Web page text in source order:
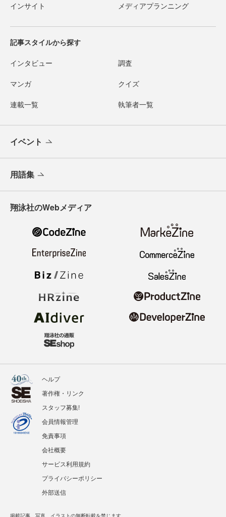
インサイト メディアプランニング
記事スタイルから探す
インタビュー 調査
マンガ クイズ
連載一覧 執筆者一覧
イベント
用語集
翔泳社のWebメディア
ヘルプ
著作権・リンク
スタッフ募集!
会員情報管理
免責事項
会社概要
サービス利用規約
プライバシーポリシー
外部送信
掲載記事、写真、イラストの無断転載を禁じます。